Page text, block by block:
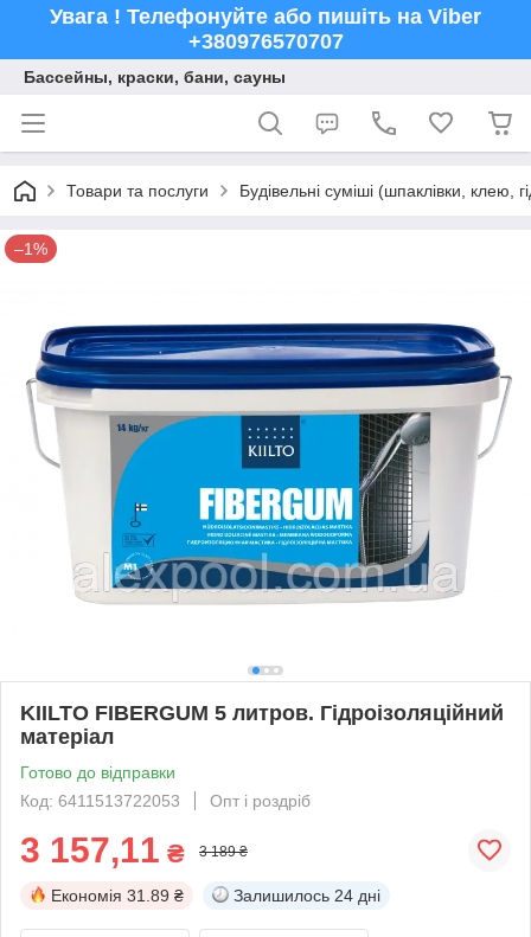
Увага ! Телефонуйте або пишіть на Viber
+380976570707
Бассейны, краски, бани, сауны
Товари та послуги Будівельні суміші (шпаклівки, клею,
–1%
KIILTO FIBERGUM 5 литров. Гідроізоляційний
матеріал
Готово до відправки
Код: 6411513722053
Опт і роздріб
3 157,11 ₴ 3 189 ₴
Економія 31.89 ₴ Залишилось 24 дні